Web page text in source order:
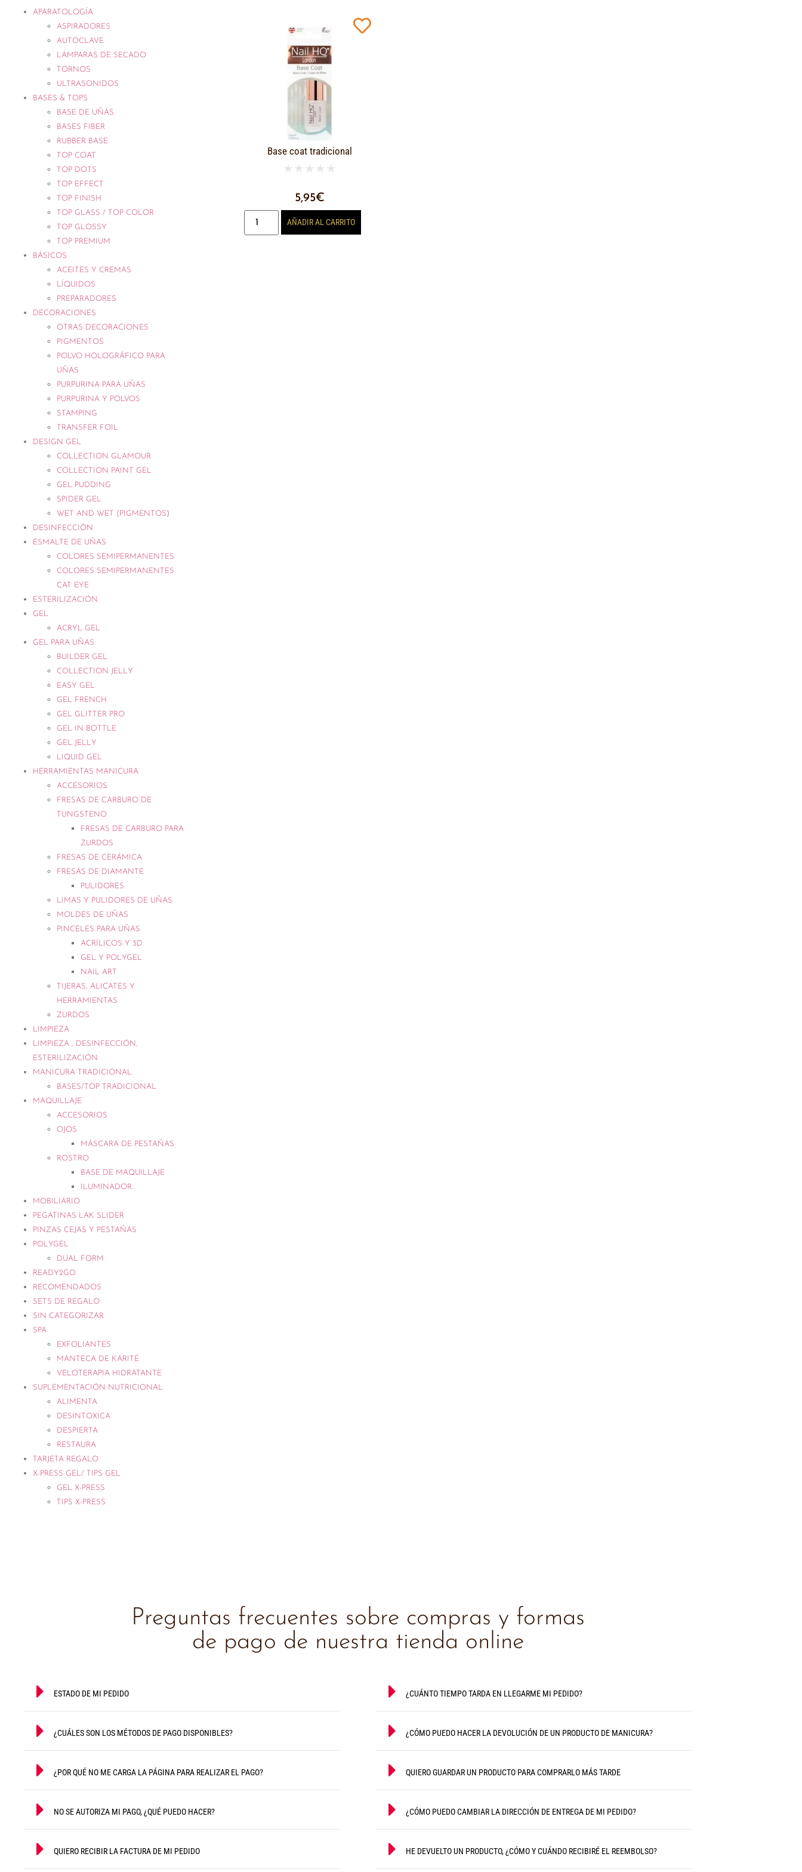
APARATOLOGÍA
ASPIRADORES
AUTOCLAVE
LÁMPARAS DE SECADO
TORNOS
ULTRASONIDOS
BASES & TOPS
BASE DE UÑAS
BASES FIBER
RUBBER BASE
TOP COAT
TOP DOTS
TOP EFFECT
TOP FINISH
TOP GLASS / TOP COLOR
TOP GLOSSY
TOP PREMIUM
BÁSICOS
ACEITES Y CREMAS
LÍQUIDOS
PREPARADORES
DECORACIONES
OTRAS DECORACIONES
PIGMENTOS
POLVO HOLOGRÁFICO PARA
UÑAS
PURPURINA PARA UÑAS
PURPURINA Y POLVOS
STAMPING
TRANSFER FOIL
DESIGN GEL
COLLECTION GLAMOUR
COLLECTION PAINT GEL
GEL PUDDING
SPIDER GEL
WET AND WET (PIGMENTOS)
DESINFECCIÓN
ESMALTE DE UÑAS
COLORES SEMIPERMANENTES
COLORES SEMIPERMANENTES
CAT EYE
ESTERILIZACIÓN
GEL
ACRYL GEL
GEL PARA UÑAS
BUILDER GEL
COLLECTION JELLY
EASY GEL
GEL FRENCH
GEL GLITTER PRO
GEL IN BOTTLE
GEL JELLY
LIQUID GEL
HERRAMIENTAS MANICURA
ACCESORIOS
FRESAS DE CARBURO DE
TUNGSTENO
FRESAS DE CARBURO PARA
ZURDOS
FRESAS DE CERÁMICA
FRESAS DE DIAMANTE
PULIDORES
LIMAS Y PULIDORES DE UÑAS
MOLDES DE UÑAS
PINCELES PARA UÑAS
ACRÍLICOS Y 3D
GEL Y POLYGEL
NAIL ART
TIJERAS, ALICATES Y
HERRAMIENTAS
ZURDOS
LIMPIEZA
LIMPIEZA , DESINFECCIÓN,
ESTERILIZACIÓN
MANICURA TRADICIONAL
BASES/TOP TRADICIONAL
MAQUILLAJE
ACCESORIOS
OJOS
MÁSCARA DE PESTAÑAS
ROSTRO
BASE DE MAQUILLAJE
ILUMINADOR
MOBILIARIO
PEGATINAS LAK SLIDER
PINZAS CEJAS Y PESTAÑAS
POLYGEL
DUAL FORM
READY2GO
RECOMENDADOS
SETS DE REGALO
SIN CATEGORIZAR
SPA
EXFOLIANTES
MANTECA DE KARITÉ
VELOTERAPIA HIDRATANTE
SUPLEMENTACIÓN NUTRICIONAL
ALIMENTA
DESINTOXICA
DESPIERTA
RESTAURA
TARJETA REGALO
X-PRESS GEL/ TIPS GEL
GEL X-PRESS
TIPS X-PRESS
Base coat tradicional
★ ★ ★ ★ ★
5,95€
AÑADIR AL CARRITO
Preguntas frecuentes sobre compras y formas
de pago de nuestra tienda online
ESTADO DE MI PEDIDO
¿CUÁLES SON LOS MÉTODOS DE PAGO DISPONIBLES?
¿POR QUÉ NO ME CARGA LA PÁGINA PARA REALIZAR EL PAGO?
NO SE AUTORIZA MI PAGO, ¿QUÉ PUEDO HACER?
QUIERO RECIBIR LA FACTURA DE MI PEDIDO
¿CUÁNTO TIEMPO TARDA EN LLEGARME MI PEDIDO?
¿CÓMO PUEDO HACER LA DEVOLUCIÓN DE UN PRODUCTO DE MANICURA?
QUIERO GUARDAR UN PRODUCTO PARA COMPRARLO MÁS TARDE
¿CÓMO PUEDO CAMBIAR LA DIRECCIÓN DE ENTREGA DE MI PEDIDO?
HE DEVUELTO UN PRODUCTO, ¿CÓMO Y CUÁNDO RECIBIRÉ EL REEMBOLSO?